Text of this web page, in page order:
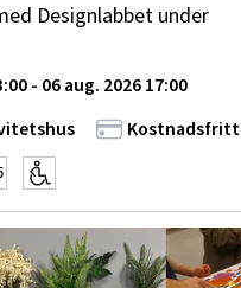
Designlabbet under
- 06 aug. 2026 17:00
Kostnadsfritt